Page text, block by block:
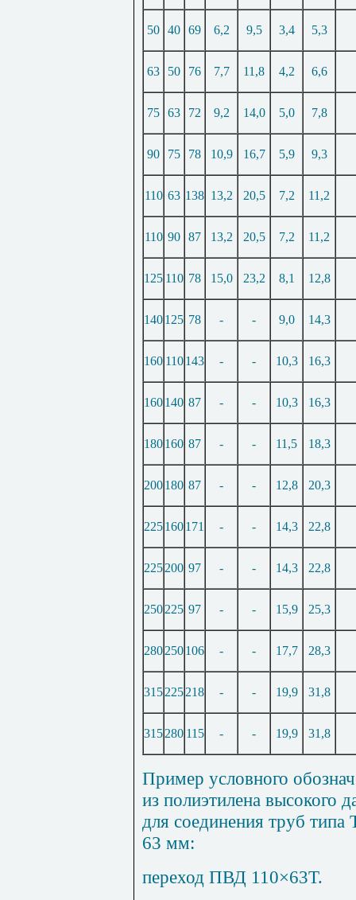
50 40 69 6,2 9,5 3,4 5,3
63 50 76 7,7 11,8 4,2 6,6
75 63 72 9,2 14,0 5,0 7,8
90 75 78 10,9 16,7 5,9 9,3
110 63 138 13,2 20,5 7,2 11,2
110 90 87 13,2 20,5 7,2 11,2
125 110 78 15,0 23,2 8,1 12,8
140125 78 - - 9,0 14,3
160 110 143 - - 10,3 16,3
160140 87 - - 10,3 16,3
180160 87 - - 11,5 18,3
200180 87 - - 12,8 20,3
225160171 - - 14,3 22,8
225200 97 - - 14,3 22,8
250225 97 - - 15,9 25,3
280250106 - - 17,7 28,3
315225218 - - 19,9 31,8
315280 115 - - 19,9 31,8
Пример условного
из полиэтилена высокого
для соединения труб
63 мм:
переход ПВД 110×63Т.